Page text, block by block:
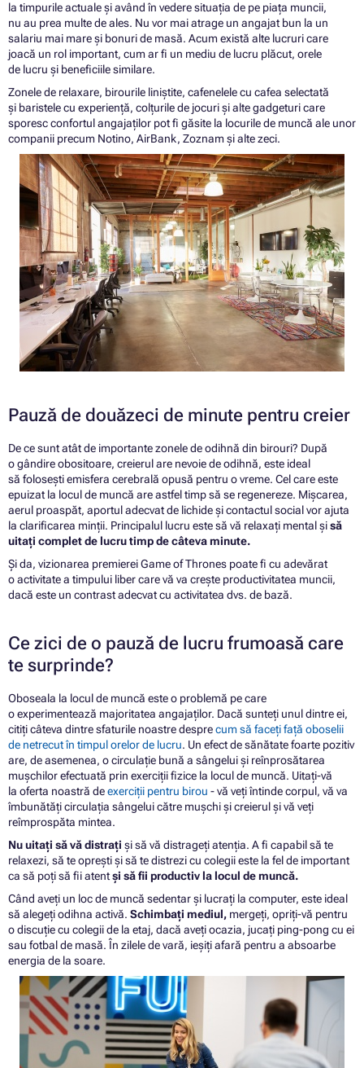
la timpurile actuale și având în vedere situația de pe piața muncii,
nu au prea multe de ales. Nu vor mai atrage un angajat bun la un
salariu mai mare și bonuri de masă. Acum există alte lucruri care
joacă un rol important, cum ar fi un mediu de lucru plăcut, orele
de lucru și beneficiile similare.
Zonele de relaxare, birourile liniștite, cafenelele cu cafea selectată
și baristele cu experiență, colțurile de jocuri și alte gadgeturi care
sporesc confortul angajaților pot fi găsite la locurile de muncă ale unor
companii precum Notino, AirBank, Zoznam și alte zeci.
Pauză de douăzeci de minute pentru creier
De ce sunt atât de importante zonele de odihnă din birouri? După
o gândire obositoare, creierul are nevoie de odihnă, este ideal
să folosești emisfera cerebrală opusă pentru o vreme. Cel care este
epuizat la locul de muncă are astfel timp să se regenereze. Mișcarea,
aerul proaspăt, aportul adecvat de lichide și contactul social vor ajuta
la clarificarea minții. Principalul lucru este să vă relaxați mental șisă
uitați complet de lucru timp de câteva minute.
Și da, vizionarea premierei Game of Thrones poate fi cu adevărat
o activitate a timpului liber care vă va crește productivitatea muncii,
dacă este un contrast adecvat cu activitatea dvs. de bază.
Ce zici de o pauză de lucru frumoasă care
te surprinde?
Oboseala la locul de muncă este o problemă pe care
o experimentează majoritatea angajaților. Dacă sunteți unul dintre ei,
citiți câteva dintre sfaturile noastre desprecum să faceți față oboselii
de netrecut în timpul orelor de lucru. Un efect de sănătate foarte pozitiv
are, de asemenea, o circulație bună a sângelui și reînprosătarea
mușchilor efectuată prin exerciții fizice la locul de muncă. Uitați-vă
la oferta noastră deexerciții pentru birou - vă veți întinde corpul, vă va
îmbunătăți circulația sângelui către mușchi și creierul și vă veți
reîmprospăta mintea.
Nu uitați să vă distrați și să vă distrageți atenția. A fi capabil să te
relaxezi, să te oprești și să te distrezi cu colegii este la fel de important
ca să poți să fii atentși să fii productiv la locul de muncă.
Când aveți un loc de muncă sedentar și lucrați la computer, este ideal
să alegeți odihna activă. Schimbați mediul, mergeți, opriți-vă pentru
o discuție cu colegii de la etaj, dacă aveți ocazia, jucați ping-pong cu ei
sau fotbal de masă. În zilele de vară, ieșiți afară pentru a absoarbe
energia de la soare.